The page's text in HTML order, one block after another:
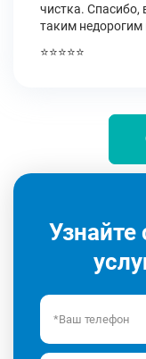
чистка. Спасибо,
таким недорогим
⭐⭐⭐⭐⭐